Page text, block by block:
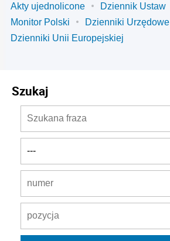
Akty ujednolicone
Dziennik Ustaw
Monitor Polski
Dzienniki Urzędowe
Dzienniki Unii Europejskiej
Szukaj